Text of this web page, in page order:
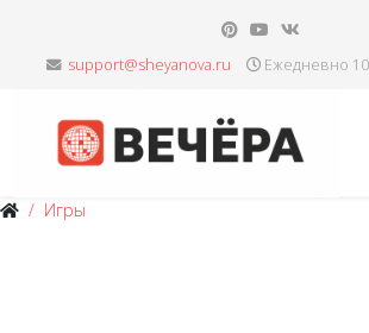
Ежедневно
Игры